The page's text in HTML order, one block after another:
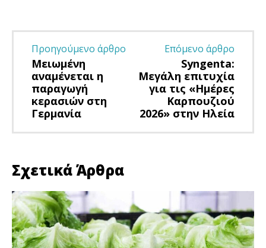
Προηγούμενο άρθρο
Μειωμένη
αναμένεται η
παραγωγή
κερασιών στη
Γερμανία
Επόμενο άρθρο
Syngenta:
Μεγάλη επιτυχία
για τις «Ημέρες
Καρπουζιού
2026» στην Ηλεία
Σχετικά Άρθρα